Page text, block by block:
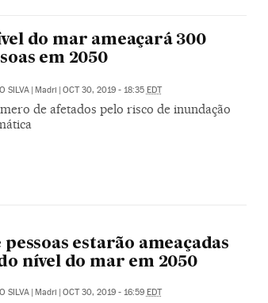
do mar ameaçará 300
em 2050
SILVA | Madri | OCT 30, 2019 - 18:35 EDT
de afetados pelo risco de inundação
estarão ameaçadas
nível do mar em 2050
SILVA Madri OCT 30, 2019 - 16:59 EDT